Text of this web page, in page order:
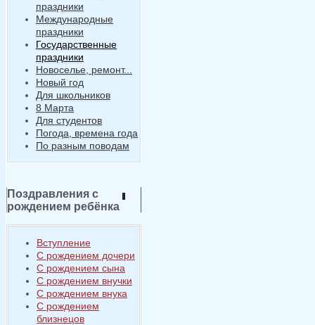
праздники
Международные
праздники
Государственные
праздники
Новоселье, ремонт...
Новый год
Для школьников
8 Марта
Для студентов
Погода, времена года
По разным поводам
Поздравления с
рождением ребёнка
Вступление
С рождением дочери
С рождением сына
С рождением внучки
С рождением внука
С рождением
близнецов